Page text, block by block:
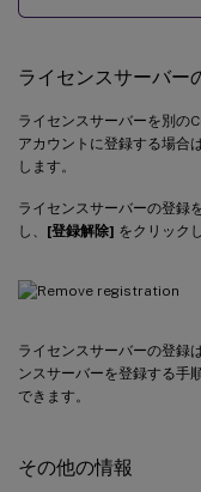
ライセンスサーバー
ライセンスサーバーを別
アカウントに登録する場合
します。
ライセンスサーバーの登録
し、 [登録解除] をクリック
ライセンスサーバーの登録
ンスサーバーを登録する手
できます。
その他の情報